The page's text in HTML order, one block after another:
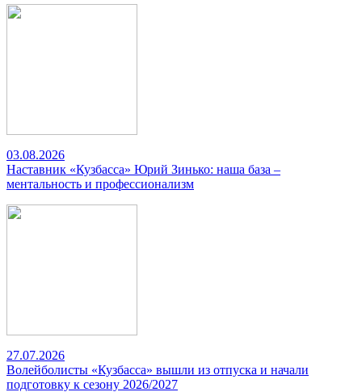
03.08.2026
Наставник «Кузбасса» Юрий Зинько: наша база –
ментальность и профессионализм
27.07.2026
Волейболисты «Кузбасса» вышли из отпуска и начали
подготовку к сезону 2026/2027